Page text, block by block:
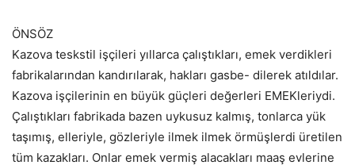
ÖNSÖZ
Kazova teskstil işçileri yıllarca çalıştıkları, emek verdikleri
fabrikalarından kandırılarak, hakları gasbe- dilerek atıldılar.
Kazova işçilerinin en büyük güçleri değerleri EMEKleriydi.
Çalıştıkları fabrikada bazen uykusuz kalmış, tonlarca yük
taşımış, elleriyle, gözleriyle ilmek ilmek örmüşlerdi üretilen
tüm kazakları. Onlar emek vermiş alacakları maaş evlerine